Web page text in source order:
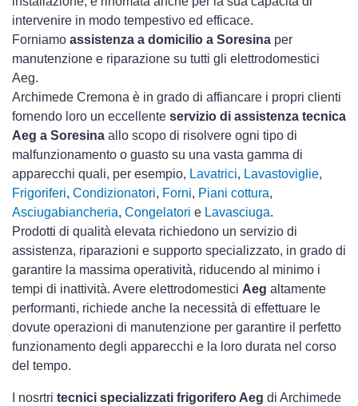
intervenire in modo tempestivo ed efficace.
Forniamo assistenza a domicilio a Soresina per
manutenzione e riparazione su tutti gli elettrodomestici
Aeg.
Archimede Cremona è in grado di affiancare i propri clienti
fornendo loro un eccellente servizio di assistenza tecnica
Aeg a Soresina allo scopo di risolvere ogni tipo di
malfunzionamento o guasto su una vasta gamma di
apparecchi quali, per esempio, Lavatrici, Lavastoviglie,
Frigoriferi, Condizionatori, Forni, Piani cottura,
Asciugabiancheria, Congelatori e Lavasciuga.
Prodotti di qualità elevata richiedono un servizio di
assistenza, riparazioni e supporto specializzato, in grado di
garantire la massima operatività, riducendo al minimo i
tempi di inattività. Avere elettrodomestici Aeg altamente
performanti, richiede anche la necessità di effettuare le
dovute operazioni di manutenzione per garantire il perfetto
funzionamento degli apparecchi e la loro durata nel corso
del tempo.
I nosrtri tecnici specializzati frigorifero Aeg di Archimede